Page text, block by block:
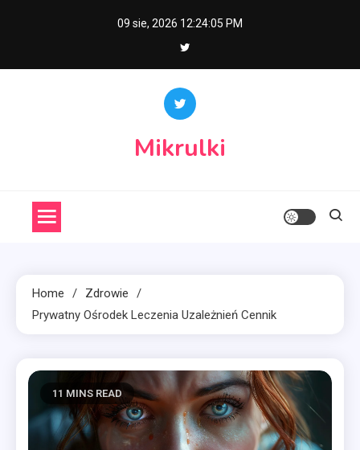
09 sie, 2026 12:24:06 PM
Mikrulki
Home
Zdrowie
Prywatny Ośrodek Leczenia Uzależnień Cennik
11 MINS READ